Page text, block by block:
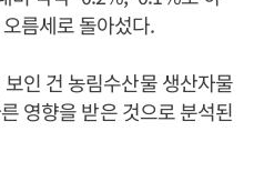
름세로 돌아섰다.
인 건 농림수산물 생산자물
영향을 받은 것으로 분석된